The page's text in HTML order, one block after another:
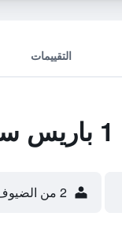
التقييمات
2 من الضيوف، غرفة واحدة